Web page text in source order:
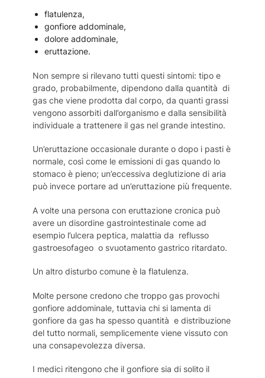
flatulenza,
gonfiore addominale,
dolore addominale,
eruttazione.
Non sempre si rilevano tutti questi sintomi: tipo e
grado, probabilmente, dipendono dalla quantità di
gas che viene prodotta dal corpo, da quanti grassi
vengono assorbiti dall’organismo e dalla sensibilità
individuale a trattenere il gas nel grande intestino.
Un’eruttazione occasionale durante o dopo i pasti è
normale, così come le emissioni di gas quando lo
stomaco è pieno; un’eccessiva deglutizione di aria
può invece portare ad un’eruttazione più frequente.
A volte una persona con eruttazione cronica può
avere un disordine gastrointestinale come ad
esempio l’ulcera peptica, malattia da reflusso
gastroesofageo o svuotamento gastrico ritardato.
Un altro disturbo comune è la flatulenza.
Molte persone credono che troppo gas provochi
gonfiore addominale, tuttavia chi si lamenta di
gonfiore da gas ha spesso quantità e distribuzione
del tutto normali, semplicemente viene vissuto con
una consapevolezza diversa.
I medici ritengono che il gonfiore sia di solito il